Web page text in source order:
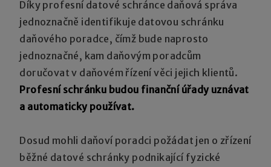
Díky profesní datové schránce daňová správa
jednoznačně identifikuje datovou schránku
daňového poradce, čímž bude naprosto
jednoznačné, kam daňovým poradcům
doručovat v daňovém řízení věci jejich klientů.
Profesní schránku budou finanční úřady uznávat
a automaticky používat.
Dosud mohli daňoví poradci požádat jen o zřízení
běžné datové schránky podnikající fyzické